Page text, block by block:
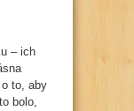
– ich
to, aby
bolo,